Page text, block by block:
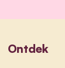
Ontdek